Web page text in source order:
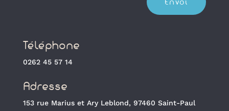
Envoi
Téléphone
0262 45 57 14
Adresse
153 rue Marius et Ary Leblond, 97460 Saint-Paul